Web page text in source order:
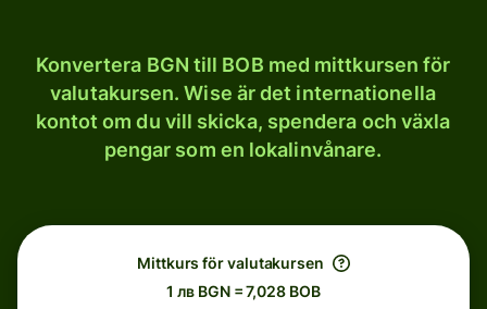
Konvertera BGN till BOB med mittkursen för
valutakursen. Wise är det internationella
kontot om du vill skicka, spendera och växla
pengar som en lokalinvånare.
Mittkurs för valutakursen
1 лв BGN = 7,028 BOB